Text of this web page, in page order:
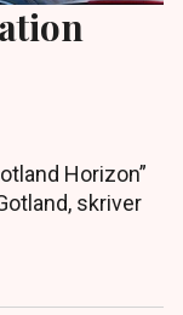
Horizon”
skriver